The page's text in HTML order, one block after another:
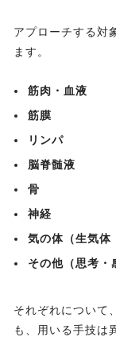
アプローチする対
ます。
筋肉・血液
筋膜
リンパ
脳脊髄液
骨
神経
気の体（生気体
その他（思考・
それぞれについて
も、用いる手技は